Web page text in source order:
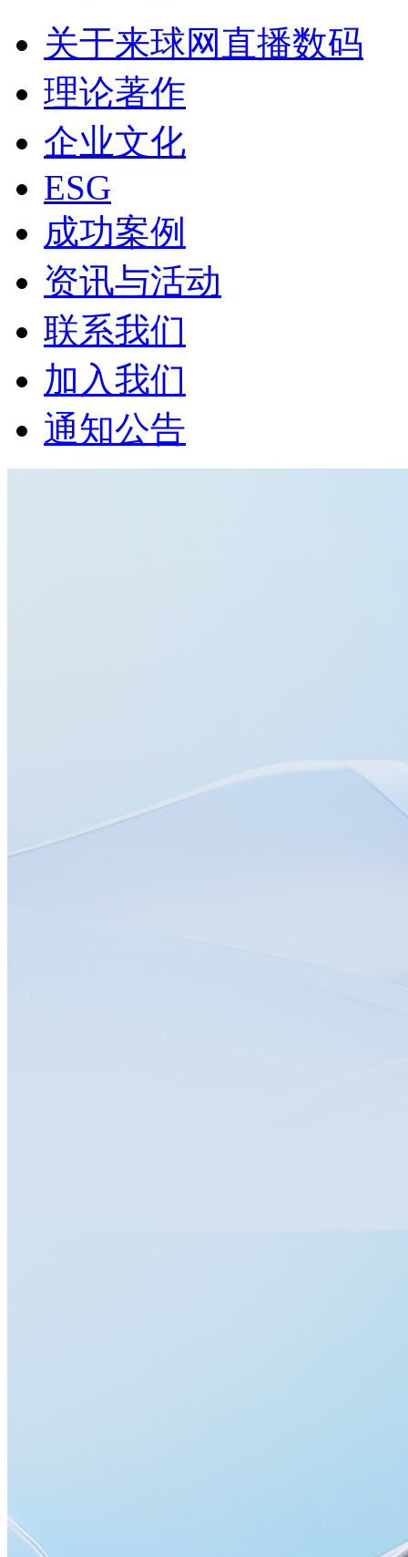
关于来球网直播数码
理论著作
企业文化
ESG
成功案例
资讯与活动
联系我们
加入我们
通知公告